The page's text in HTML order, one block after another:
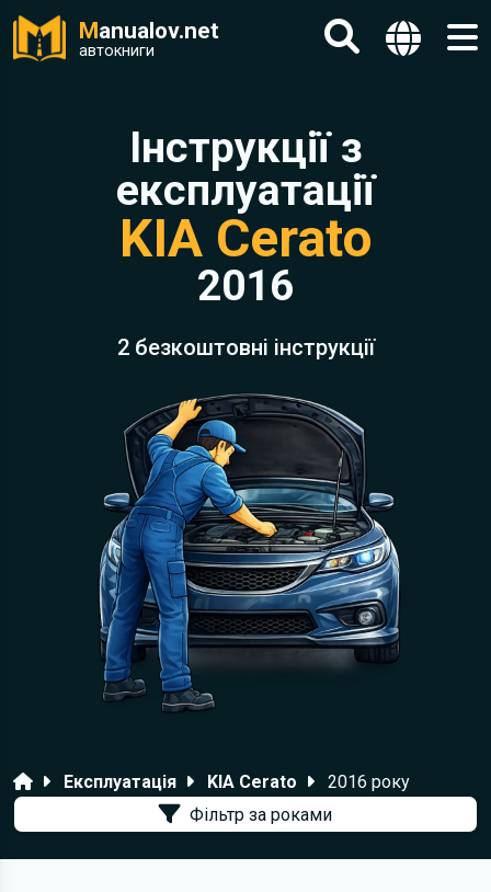
Manualov.net
автокниги
Інструкції з
експлуатації
KIA Cerato
2016
2 безкоштовні інструкції
ГоловнаЕксплуатація KIA Cerato
2016 року
Фільтр за роками